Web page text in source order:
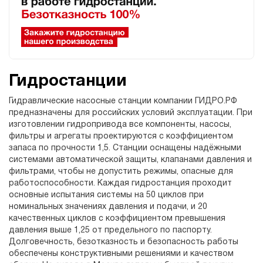
Гидростанции
Гидравлические насосные станции компании ГИДРО.РФ
предназначены для российских условий эксплуатации. При
изготовлении гидропривода все компоненты, насосы,
фильтры и агрегаты проектируются с коэффициентом
запаса по прочности 1,5. Станции оснащены надёжными
системами автоматической защиты, клапанами давления и
фильтрами, чтобы не допустить режимы, опасные для
работоспособности. Каждая гидростанция проходит
основные испытания системы на 50 циклов при
номинальных значениях давления и подачи, и 20
качественных циклов с коэффициентом превышения
давления выше 1,25 от предельного по паспорту.
Долговечность, безотказность и безопасность работы
обеспечены конструктивными решениями и качеством